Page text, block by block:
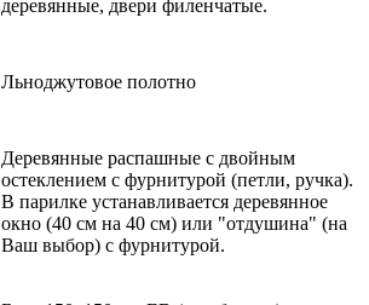
деревянные, двери филенчатые.
Льноджутовое полотно
Деревянные распашные с двойным
остеклением с фурнитурой (петли, ручка).
В парилке устанавливается деревянное
окно (40 см на 40 см) или "отдушина" (на
Ваш выбор) с фурнитурой.